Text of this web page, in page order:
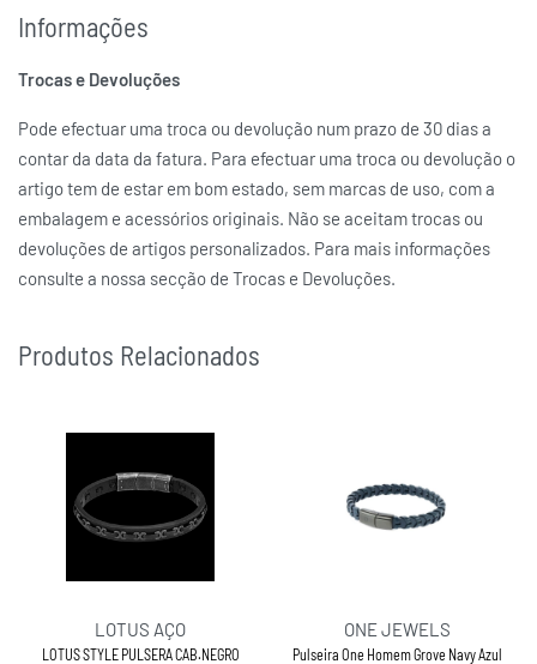
Informações
Trocas e Devoluções
Pode efectuar uma troca ou devolução num prazo de 30 dias a
contar da data da fatura. Para efectuar uma troca ou devolução o
artigo tem de estar em bom estado, sem marcas de uso, com a
embalagem e acessórios originais. Não se aceitam trocas ou
devoluções de artigos personalizados. Para mais informações
consulte a nossa secção de Trocas e Devoluções.
Produtos Relacionados
LOTUS AÇO
LOTUS STYLE PULSERA CAB.NEGRO
ONE JEWELS
Pulseira One Homem Grove Navy Azul